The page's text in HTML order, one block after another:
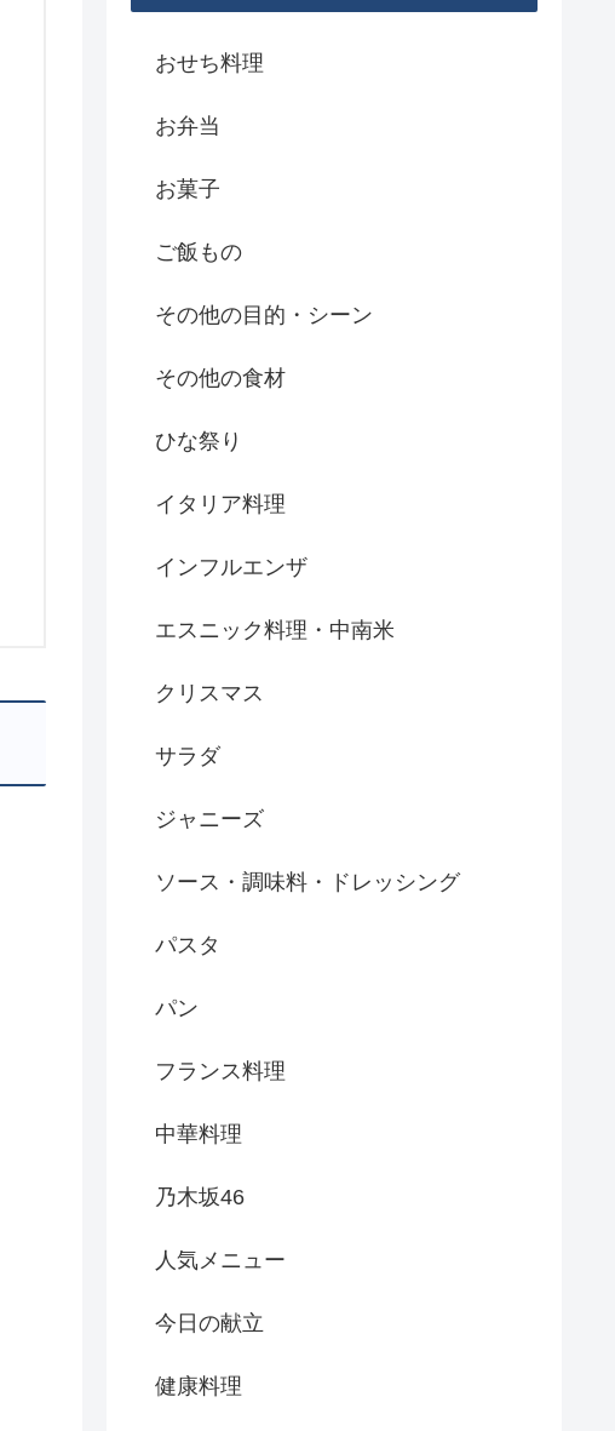
おせち料理
お弁当
お菓子
ご飯もの
その他の目的・シーン
その他の食材
ひな祭り
イタリア料理
インフルエンザ
エスニック料理・中南米
クリスマス
サラダ
ジャニーズ
ソース・調味料・ドレッシング
パスタ
パン
フランス料理
中華料理
乃木坂46
人気メニュー
今日の献立
健康料理